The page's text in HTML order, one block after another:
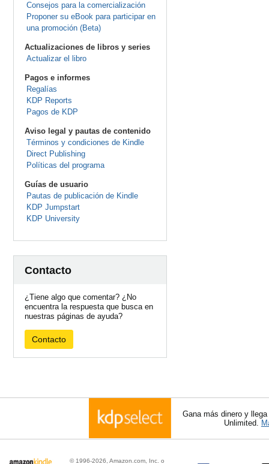
Consejos para la comercialización
Proponer su eBook para participar en
una promoción (Beta)
Actualizaciones de libros y series
Actualizar el libro
Pagos e informes
Regalías
KDP Reports
Pagos de KDP
Aviso legal y pautas de contenido
Términos y condiciones de Kindle
Direct Publishing
Políticas del programa
Guías de usuario
Pautas de publicación de Kindle
KDP Jumpstart
KDP University
Contacto
¿Tiene algo que comentar? ¿No
encuentra la respuesta que busca en
nuestras páginas de ayuda?
Contacto
Gana más dinero y
Unlimited.
© 1996-2026, Amazon.com, Inc. o